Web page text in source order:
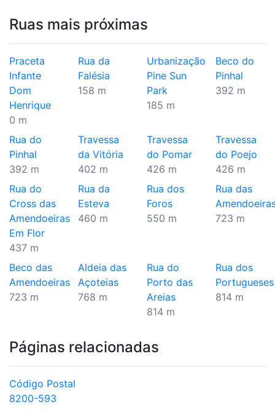
Ruas mais próximas
Praceta
Infante
Dom
Henrique
0 m
Rua da
Falésia
158 m
Urbanização
Pine Sun
Park
185 m
Beco do
Pinhal
392 m
Rua do
Pinhal
392 m
Travessa
da Vitória
402 m
Travessa
do Pomar
426 m
Travessa
do Poejo
426 m
Rua do
Cross das
Amendoeiras
Em Flor
437 m
Rua da
Esteva
460 m
Rua dos
Foros
550 m
Rua das
723 m
Beco das
Amendoeiras
723 m
Aldeia das
Açoteias
768 m
Rua do
Porto das
Areias
814 m
Rua dos
Portugueses
814 m
Páginas relacionadas
Código Postal
8200-593